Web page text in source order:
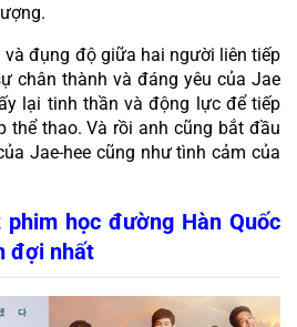
đụng độ giữa hai người liên tiếp
chân thành và đáng yêu của Jae
lại tinh thần và động lực để tiếp
thể thao. Và rồi anh cũng bắt đầu
Jae-hee cũng như tình cảm của
phim học đường Hàn Quốc
đợi nhất